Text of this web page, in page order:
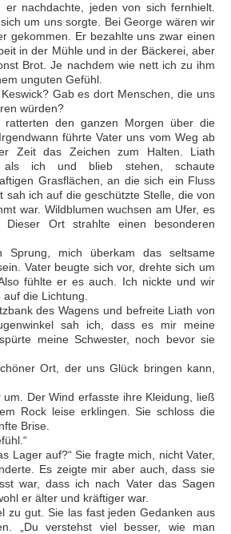
er nachdachte, jeden von sich fernhielt.
um uns sorgte. Bei George wären wir
gekommen. Er bezahlte uns zwar einen
in der Mühle und in der Bäckerei, aber
Brot. Je nachdem wie nett ich zu ihm
unguten Gefühl.
Gab es dort Menschen, die uns
würden?
ratterten den ganzen Morgen über die
führte Vater uns vom Weg ab
Zeit das Zeichen zum Halten. Liath
als ich und blieb stehen, schaute
Grasflächen, an die sich ein Fluss
sah ich auf die geschützte Stelle, die von
war. Wildblumen wuchsen am Ufer, es
Dieser Ort strahlte einen besonderen
Sprung, mich überkam das seltsame
Vater beugte sich vor, drehte sich um
fühlte er es auch. Ich nickte und wir
die Lichtung.
des Wagens und befreite Liath von
sah ich, dass es mir meine
meine Schwester, noch bevor sie
Ort, der uns Glück bringen kann,
Der Wind erfasste ihre Kleidung, ließ
Rock leise erklingen. Sie schloss die
Brise.
Lager auf?“ Sie fragte mich, nicht Vater,
Es zeigte mir aber auch, dass sie
war, dass ich nach Vater das Sagen
er älter und kräftiger war.
zu gut. Sie las fast jeden Gedanken aus
„Du verstehst viel besser, wie man